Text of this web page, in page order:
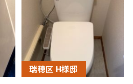
瑞穂区 H様邸